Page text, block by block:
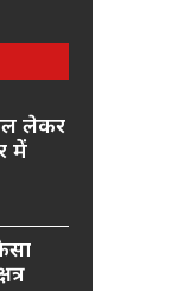
लेकर
में